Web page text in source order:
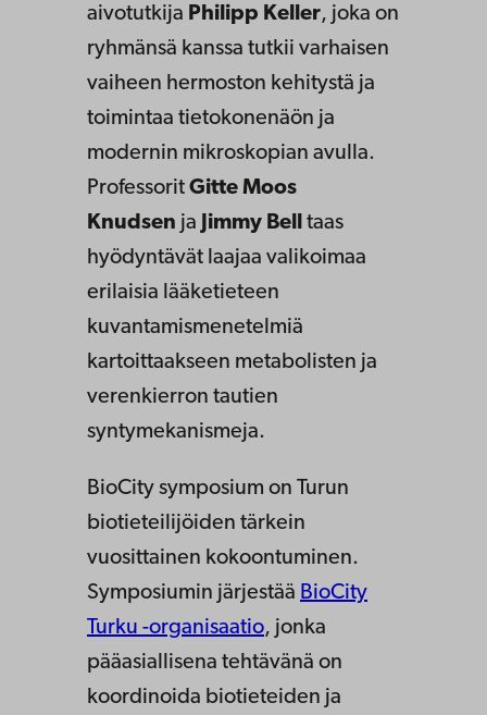
aivotutkija Philipp Keller, joka on
ryhmänsä kanssa tutkii varhaisen
vaiheen hermoston kehitystä ja
toimintaa tietokonenäön ja
modernin mikroskopian avulla.
Professorit Gitte Moos
Knudsen ja Jimmy Bell taas
hyödyntävät laajaa valikoimaa
erilaisia lääketieteen
kuvantamismenetelmiä
kartoittaakseen metabolisten ja
verenkierron tautien
syntymekanismeja.
BioCity symposium on Turun
biotieteilijöiden tärkein
vuosittainen kokoontuminen.
Symposiumin järjestää BioCity
Turku -organisaatio, jonka
pääasiallisena tehtävänä on
koordinoida biotieteiden ja